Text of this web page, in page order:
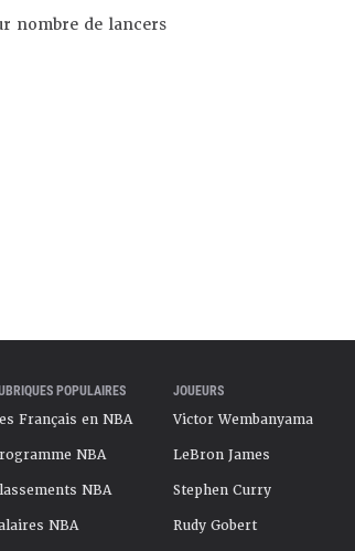
nombre de lancers
POPULAIRES
Français en NBA
NBA
NBA
NBA
JOUEURS
Victor Wembanyama
LeBron James
Stephen Curry
Rudy Gobert